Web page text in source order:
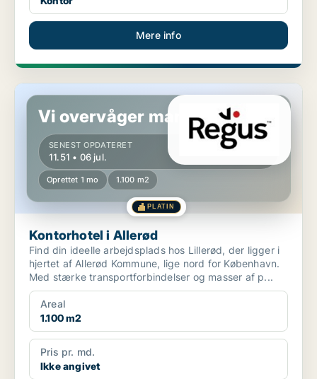
Mere info
Kontorhotel i Allerød
Vi overvåger markedet!
SENEST OPDATERET
11.51 • 06 jul.
Oprettet 1 mo 1.100 m2
PLATIN
Kontorhotel i Allerød
Find din ideelle arbejdsplads hos Lillerød, der ligger i
hjertet af Allerød Kommune, lige nord for København.
Med stærke transportforbindelser og masser af p...
Areal
1.100 m2
Pris pr. md.
Ikke angivet